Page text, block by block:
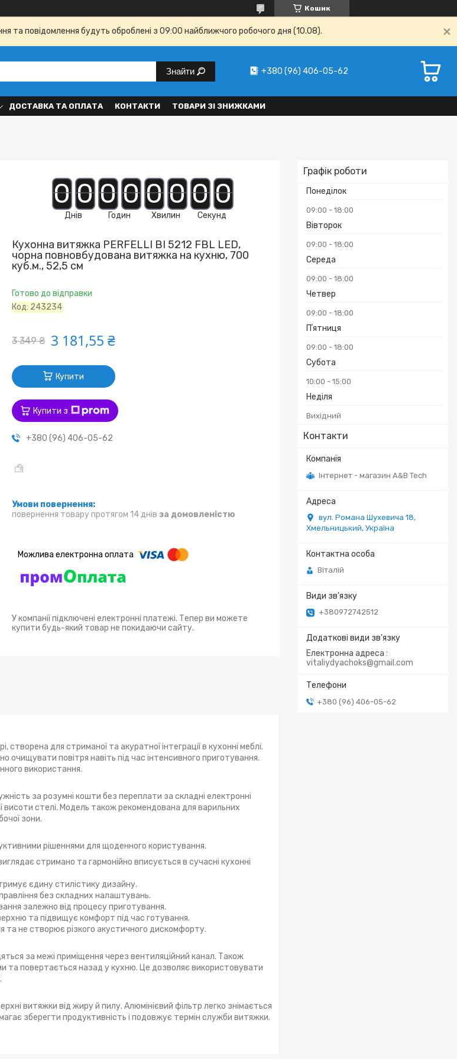
Кошик
та повідомлення будуть оброблені з 09:00 найближчого робочого дня (10.08).
Знайти +380 (96) 406-05-62
ДОСТАВКА ТА ОПЛАТА КОНТАКТИ ТОВАРИ ЗІ ЗНИЖКАМИ
Графік роботи
Понеділок
09:00 18:00
Вівторок
09:00 18:00
Середа
09:00 18:00
Четвер
09:00 18:00
Пʼятниця
09:00 18:00
Субота
10:00 15:00
Неділя
Вихідний
Контакти
Інтернет - магазин A&B Tech
вул. Романа Шухевича 18,
Хмельницький, Україна
Віталій
+380972742512
Електронна адреса
vitaliydyachoks@gmail.com
+380 (96) 406-05-62
00
Днів
00
Годин
00
Хвилин
00
Секунд
Кухонна витяжка PERFELLI BI 5212 FBL LED,
чорна повновбудована витяжка на кухню, 700
куб.м., 52,5 см
Готово до відправки
Код: 243234
3 349 ₴ 3 181,55 ₴
Купити
Купити з
+380 (96) 406-05-62
повернення товару протягом 14 днів за домовленістю
У компанії підключені електронні платежі. Тепер ви можете
купити будь-який товар не покидаючи сайту.
для стриманої та акуратної інтеграції в кухонні меблі.
повітря навіть під час інтенсивного приготування.
використання.
за розумні кошти без переплати за складні електронні
стелі. Модель також рекомендована для варильних
зони.
рішеннями для щоденного користування.
стримано та гармонійно вписується в сучасні кухонні
єдину стилістику дизайну.
без складних налаштувань.
залежно від процесу приготування.
та підвищує комфорт під час готування.
не створює різкого акустичного дискомфорту.
за межі приміщення через вентиляційний канал. Також
та повертається назад у кухню. Це дозволяє використовувати
витяжки від жиру й пилу. Алюмінієвий фільтр легко знімається
зберегти продуктивність і подовжує термін служби витяжки.